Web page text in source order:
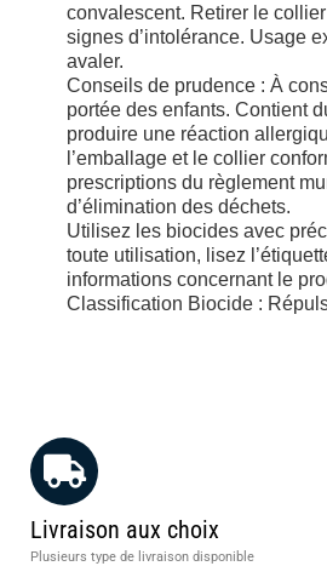
convalescent. Retirer le
signes d’intolérance. Usage
avaler.
Conseils de prudence : À
portée des enfants. Contient
produire une réaction
l’emballage et le collier
prescriptions du règlement
d’élimination des déchets.
Utilisez les biocides avec
toute utilisation, lisez
informations concernant le
Classification Biocide :
Livraison aux choix
Plusieurs type de livraison disponible